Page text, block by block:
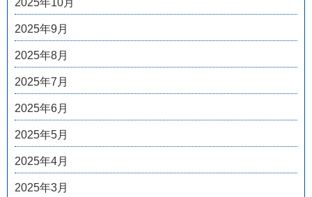
2025年10月
2025年9月
2025年8月
2025年7月
2025年6月
2025年5月
2025年4月
2025年3月